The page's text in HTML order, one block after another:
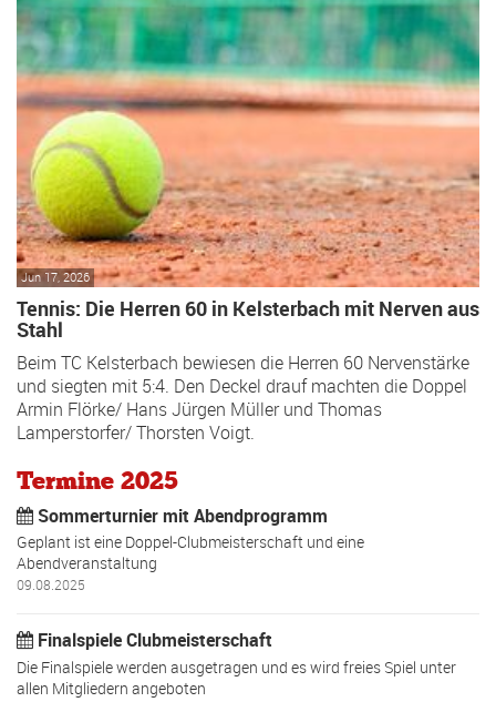
Jun 17, 2026
Tennis: Die Herren 60 in Kelsterbach mit Nerven aus
Stahl
Beim TC Kelsterbach bewiesen die Herren 60 Nervenstärke
und siegten mit 5:4. Den Deckel drauf machten die Doppel
Armin Flörke/ Hans Jürgen Müller und Thomas
Lamperstorfer/ Thorsten Voigt.
Termine 2025
Sommerturnier mit Abendprogramm
Geplant ist eine Doppel-Clubmeisterschaft und eine
Abendveranstaltung
09.08.2025
Finalspiele Clubmeisterschaft
Die Finalspiele werden ausgetragen und es wird freies Spiel unter
allen Mitgliedern angeboten